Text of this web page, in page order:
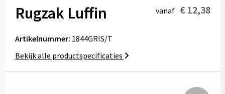
Fleeces
Hemden
Snoepgoed
Waterflesjes
Rugzak Luffin vanaf € 12,38
Artikelnummer: 1844GRIS/T
Bekijk alle productspecificaties